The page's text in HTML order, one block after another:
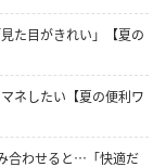
た目がきれい」【夏の
ネしたい【夏の便利ワ
合わせると…「快適だ